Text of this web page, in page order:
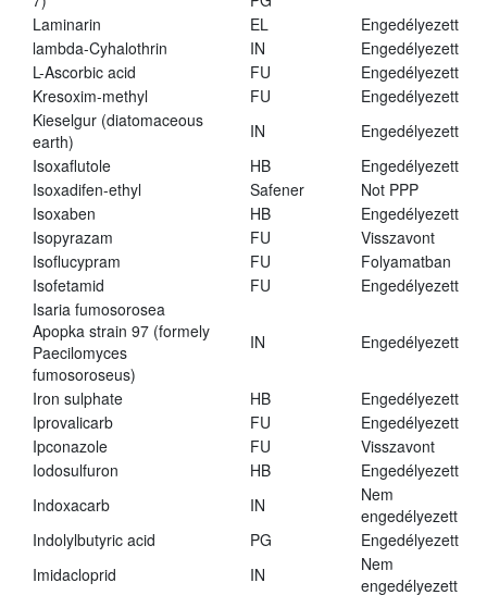
Laminarin
EL
Engedélyezett
lambda-Cyhalothrin
IN
Engedélyezett
L-Ascorbic acid
FU
Engedélyezett
Kresoxim-methyl
FU
Engedélyezett
Kieselgur (diatomaceous
earth)
IN
Engedélyezett
Isoxaflutole
HB
Engedélyezett
Isoxadifen-ethyl
Safener
Not PPP
Isoxaben
HB
Engedélyezett
Isopyrazam
FU
Visszavont
Isoflucypram
FU
Folyamatban
Isofetamid
FU
Engedélyezett
Isaria fumosorosea
Apopka strain 97 (formely
Paecilomyces
fumosoroseus)
IN Engedélyezett
Iron sulphate HB
Engedélyezett
Iprovalicarb
FU
Engedélyezett
Ipconazole
FU
Visszavont
Iodosulfuron
HB
Engedélyezett
Indoxacarb
IN
Nem
engedélyezett
Indolylbutyric acid
PG
Engedélyezett
Imidacloprid
IN
Nem
engedélyezett